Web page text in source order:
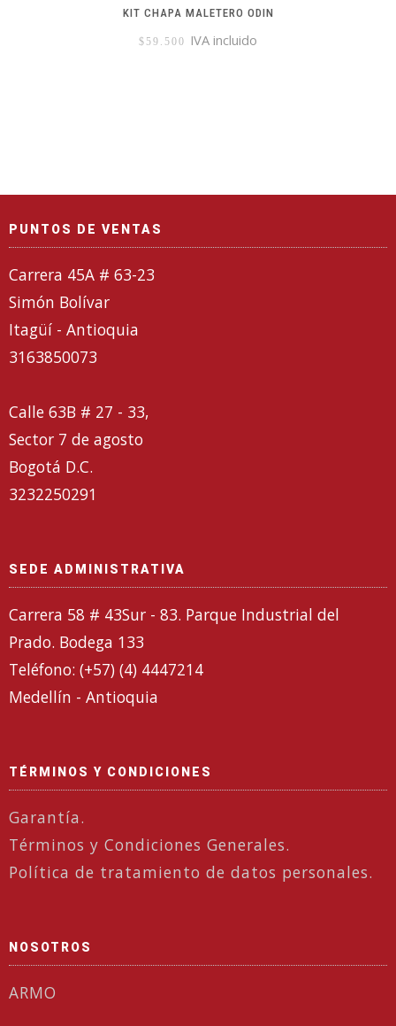
KIT CHAPA MALETERO ODIN
$ 59.500 IVA incluido
PUNTOS DE VENTAS
Carrera 45A # 63-23
Simón Bolívar
Itagüí - Antioquia
3163850073
Calle 63B # 27 - 33,
Sector 7 de agosto
Bogotá D.C.
3232250291
SEDE ADMINISTRATIVA
Carrera 58 # 43Sur - 83. Parque Industrial del
Prado. Bodega 133
Teléfono: (+57) (4) 4447214
Medellín - Antioquia
TÉRMINOS Y CONDICIONES
Garantía.
Términos y Condiciones Generales.
Política de tratamiento de datos personales.
NOSOTROS
ARMO